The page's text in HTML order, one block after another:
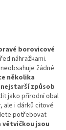
borovicové
náhražkami.
žádné
několika
způsob
jako přírodní obal
, ale i dárků citové
potřebovat
větvičkou jsou